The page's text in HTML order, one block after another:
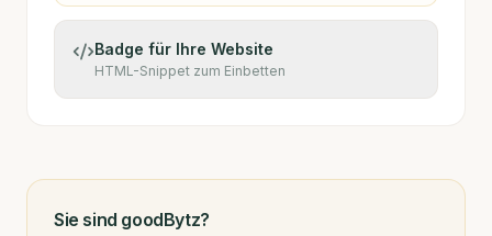
Badge für Ihre Website
HTML-Snippet zum Einbetten
Sie sind goodBytz?